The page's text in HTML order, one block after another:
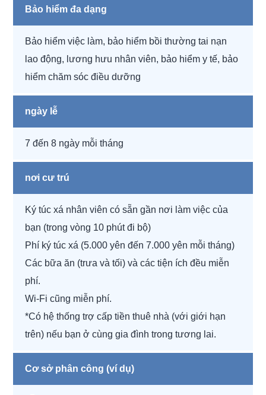
Bảo hiểm đa dạng
Bảo hiểm việc làm, bảo hiểm bồi thường tai nạn
lao động, lương hưu nhân viên, bảo hiểm y tế, bảo
hiểm chăm sóc điều dưỡng
ngày lễ
7 đến 8 ngày mỗi tháng
nơi cư trú
Ký túc xá nhân viên có sẵn gần nơi làm việc của
bạn (trong vòng 10 phút đi bộ)
Phí ký túc xá (5.000 yên đến 7.000 yên mỗi tháng)
Các bữa ăn (trưa và tối) và các tiện ích đều miễn
phí.
Wi-Fi cũng miễn phí.
*Có hệ thống trợ cấp tiền thuê nhà (với giới hạn
trên) nếu bạn ở cùng gia đình trong tương lai.
Cơ sở phân công (ví dụ)